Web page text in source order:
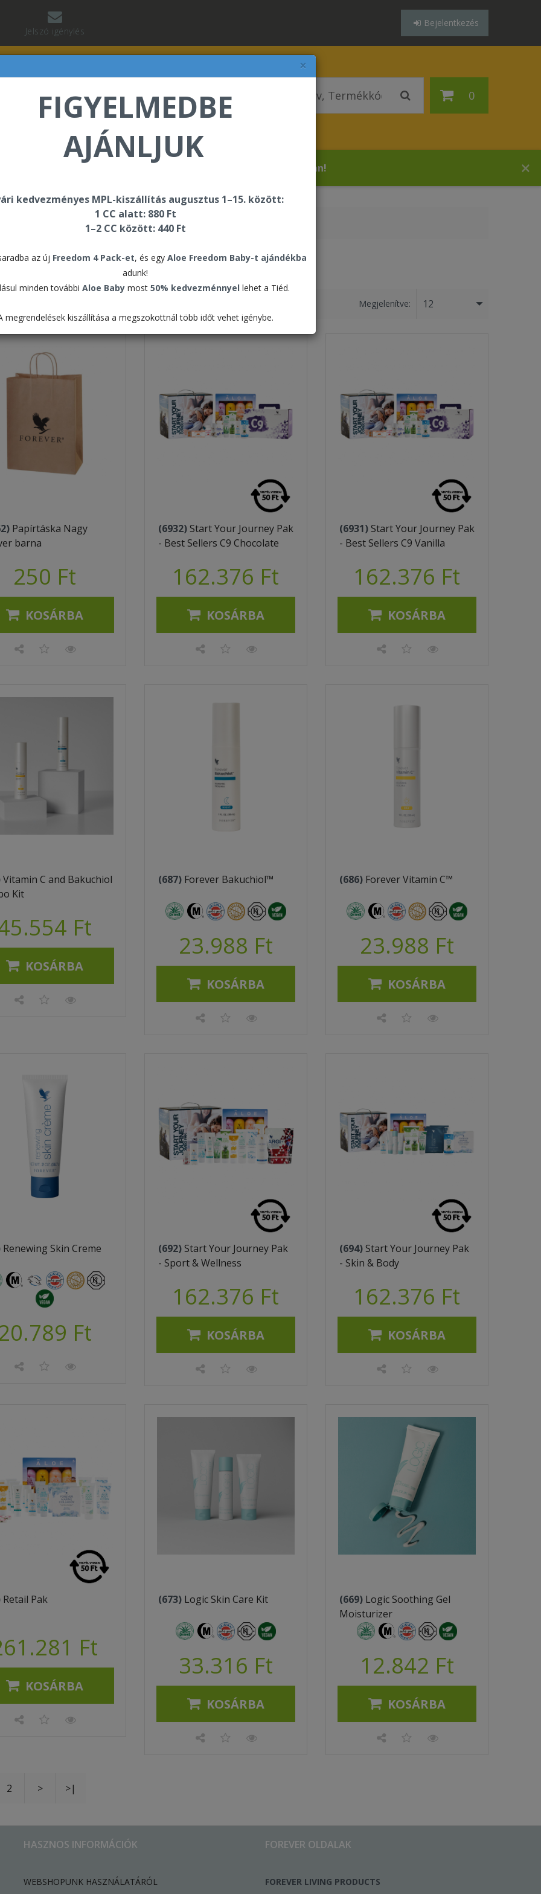
×
FIGYELMEDBE
AJÁNLJUK
kedvezményes MPL-kiszállítás augusztus 1–15. között:
1 CC alatt: 880 Ft
1–2 CC között: 440 Ft
az új Freedom 4 Pack-et, és egy Aloe Freedom Baby-t ajándékba
adunk!
minden további Aloe Babymost 50% kedvezménnyel lehet a Tiéd.
megrendelések kiszállítása a megszokottnál több időt vehet igénybe.
Jelszó igénylés
Bejelentkezés
0
Jean Baptiste üdvözli Önt a Forever Living internetes áruházában!
Megjelenítve: 12
Papírtáska Nagy
barna
250 Ft
KOSÁRBA
(6932) Start Your Journey Pak
- Best Sellers C9 Chocolate
162.376 Ft
KOSÁRBA
(6931) Start Your Journey Pak
- Best Sellers C9 Vanilla
162.376 Ft
KOSÁRBA
Vitamin C and Bakuchiol
Kit
Ft
KOSÁRBA
(687) Forever Bakuchiol™
23.988 Ft
KOSÁRBA
(686) Forever Vitamin C™
23.988 Ft
KOSÁRBA
Renewing Skin Creme
Ft
(692) Start Your Journey Pak
- Sport & Wellness
162.376 Ft
KOSÁRBA
(694) Start Your Journey Pak
- Skin & Body
162.376 Ft
KOSÁRBA
Retail Pak
Ft
KOSÁRBA
(673) Logic Skin Care Kit
33.316 Ft
KOSÁRBA
(669) Logic Soothing Gel
Moisturizer
12.842 Ft
KOSÁRBA
2 > >|
HASZNOS INFORMÁCIÓK
WEBSHOPUNK HASZNÁLATÁRÓL
FOREVER OLDALAK
FOREVER LIVING PRODUCTS